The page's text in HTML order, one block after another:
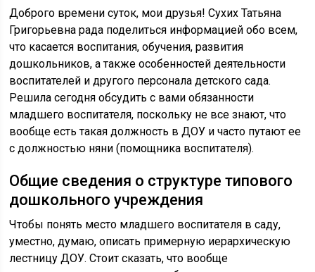
Доброго времени суток, мои друзья! Сухих Татьяна
Григорьевна рада поделиться информацией обо всем,
что касается воспитания, обучения, развития
дошкольников, а также особенностей деятельности
воспитателей и другого персонала детского сада.
Решила сегодня обсудить с вами обязанности
младшего воспитателя, поскольку не все знают, что
вообще есть такая должность в ДОУ и часто путают ее
с должностью няни (помощника воспитателя).
Общие сведения о структуре типового
дошкольного учреждения
Чтобы понять место младшего воспитателя в саду,
уместно, думаю, описать примерную иерархическую
лестницу ДОУ. Стоит сказать, что вообще